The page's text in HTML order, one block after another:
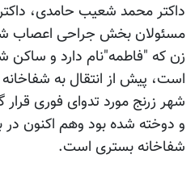
داکتر محمد شعیب حامدی،
مسئولان بخش جراحی اعصاب
زن که "فاطمه"نام دارد و ساکن
است، پیش از انتقال به
شهر زرنج مورد تدوای فوری
و دوخته شده بود وهم اکنون
شفاخانه بستری است.